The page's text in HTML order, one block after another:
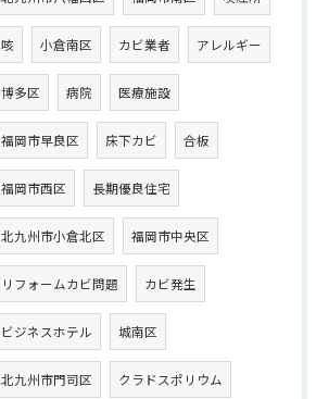
咳 小倉南区 カビ業者 アレルギー
博多区 病院 医療施設
福岡市早良区 床下カビ 合板
福岡市西区 長期優良住宅
北九州市小倉北区 福岡市中央区
リフォームカビ問題 カビ発生
ビジネスホテル 城南区
北九州市門司区 クラドスポリウム